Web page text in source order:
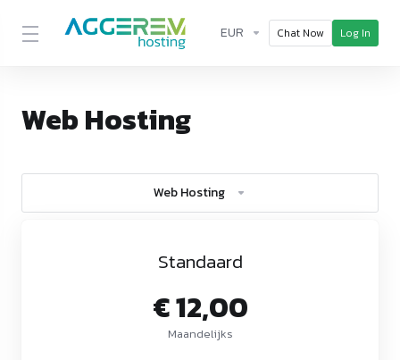
EUR Chat Now Log In
Web Hosting
Web Hosting
Standaard
€ 12,00
Maandelijks